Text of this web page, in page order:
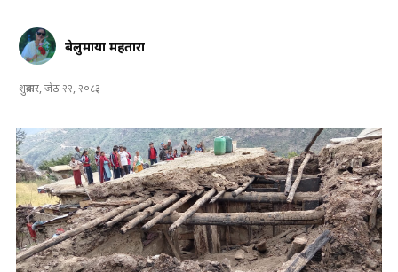
बेलुमाया महतारा
शुक्रबार, जेठ २२, २०८३